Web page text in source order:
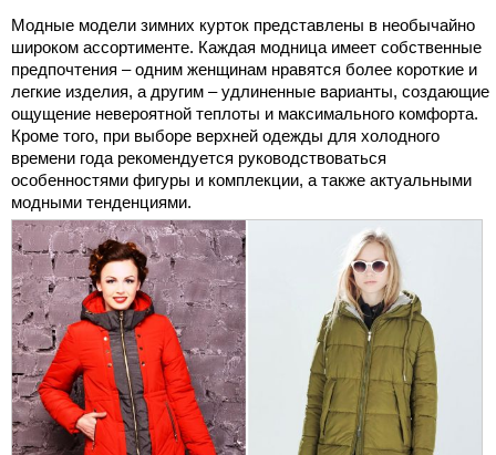
Модные модели зимних курток представлены в необычайно
широком ассортименте. Каждая модница имеет собственные
предпочтения – одним женщинам нравятся более короткие и
легкие изделия, а другим – удлиненные варианты, создающие
ощущение невероятной теплоты и максимального комфорта.
Кроме того, при выборе верхней одежды для холодного
времени года рекомендуется руководствоваться
особенностями фигуры и комплекции, а также актуальными
модными тенденциями.